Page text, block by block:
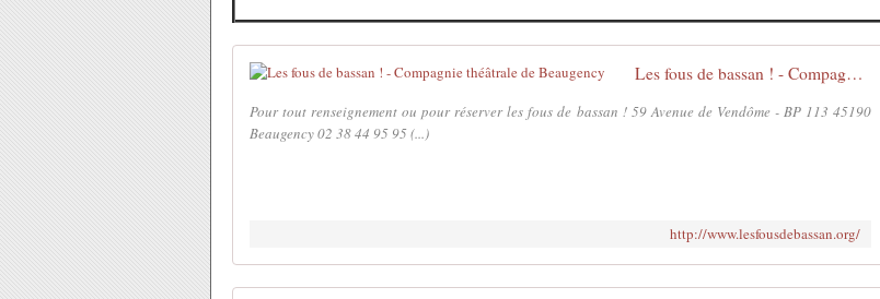
Les fous de bassan ! - Compagnie théâtrale de Beaugency
Pour tout renseignement ou pour réserver les fous de bassan ! 59 Avenue de Vendôme - BP 113 45190
Beaugency 02 38 44 95 95 (...)
http://www.lesfousdebassan.org/